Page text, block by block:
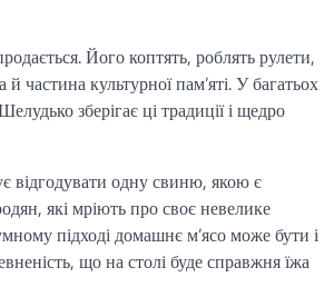
Його коптять, роблять рулети,
культурної пам’яті. У багатьох
зберігає ці традиції і щедро
відгодувати одну свиню, якою є
які мріють про своє невелике
підході домашнє м’ясо може бути і
що на столі буде справжня їжа